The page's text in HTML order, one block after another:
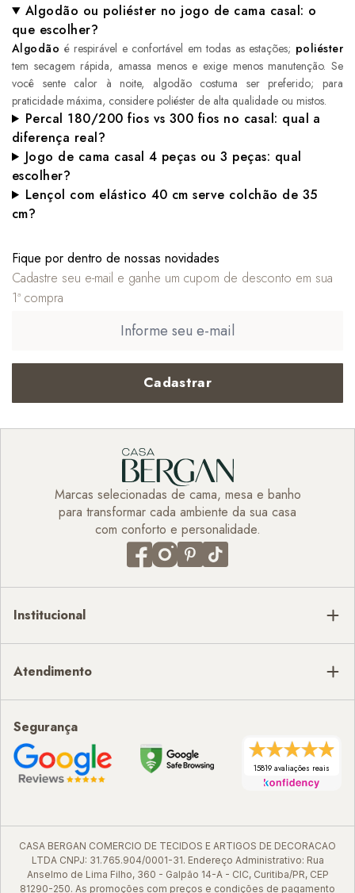
Algodão ou poliéster no jogo de cama casal: o
que escolher?
Algodão é respirável e confortável em todas as estações; poliéster
tem secagem rápida, amassa menos e exige menos manutenção. Se
você sente calor à noite, algodão costuma ser preferido; para
praticidade máxima, considere poliéster de alta qualidade ou mistos.
Percal 180/200 fios vs 300 fios no casal: qual a
diferença real?
Jogo de cama casal 4 peças ou 3 peças: qual
escolher?
Lençol com elástico 40 cm serve colchão de 35
cm?
Fique por dentro de nossas novidades
Cadastre seu e-mail e ganhe um cupom de desconto em sua
1ª compra
Cadastrar
Marcas selecionadas de cama, mesa e banho
para transformar cada ambiente da sua casa
com conforto e personalidade.
Institucional
Atendimento
Segurança
15819 avaliações reais
CASA BERGAN COMERCIO DE TECIDOS E ARTIGOS DE DECORACAO
LTDA CNPJ: 31.765.904/0001-31. Endereço Administrativo: Rua
Anselmo de Lima Filho, 360 - Galpão 14-A - CIC, Curitiba/PR, CEP
81290-250. As promoções com preços e condições de pagamento